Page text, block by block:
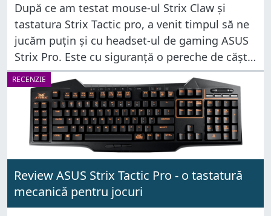
După ce am testat mouse-ul Strix Claw și
tastatura Strix Tactic pro, a venit timpul să ne
jucăm puțin și cu headset-ul de gaming ASUS
Strix Pro. Este cu siguranță o pereche de căști
care iese imediat în evidență, în
RECENZIE
Review ASUS Strix Tactic Pro - o tastatură
mecanică pentru jocuri